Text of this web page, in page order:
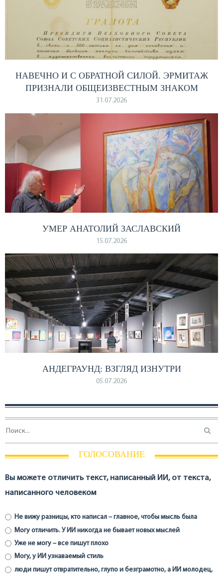
НАВЕЧНО И С ОБРАТНОЙ СИЛОЙ. ЭРМИТАЖ
ПРИЗНАЛИ ОБЩЕИЗВЕСТНЫМ ЗНАКОМ
31.07.2026
УМЕР АНАТОЛИЙ ЗАСЛАВСКИЙ
15.07.2026
АНДЕГРАУНД: ВЗГЛЯД ИЗНУТРИ
05.07.2026
ГОЛОСОВАНИЕ
Вы можете отличить текст, написанный ИИ, от текста,
написанного человеком
Не вижу разницы, кто написал – главное, чтобы мысль была
Могу отличить. У ИИ никогда не бывает новых мыслей
Уже не могу – все пишут плохо
Могу, у ИИ узнаваемый стиль
люди пишут отвратительно, глупо и безграмотно, а ИИ молодец,